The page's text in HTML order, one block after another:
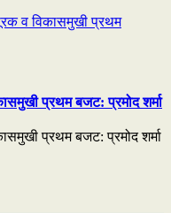
प्रथम बजट: प्रमोद शर्मा
प्रथम बजट: प्रमोद शर्मा